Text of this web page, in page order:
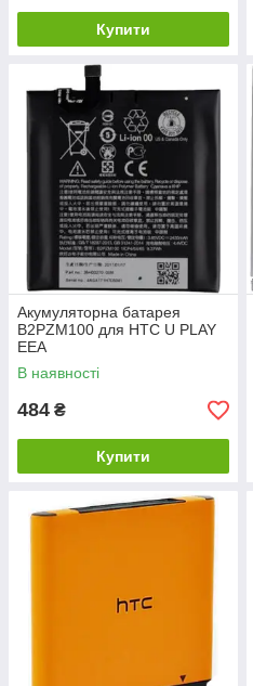
Купити
Акумуляторна батарея
B2PZM100 для HTC U PLAY
EEA
В наявності
484 ₴
Купити